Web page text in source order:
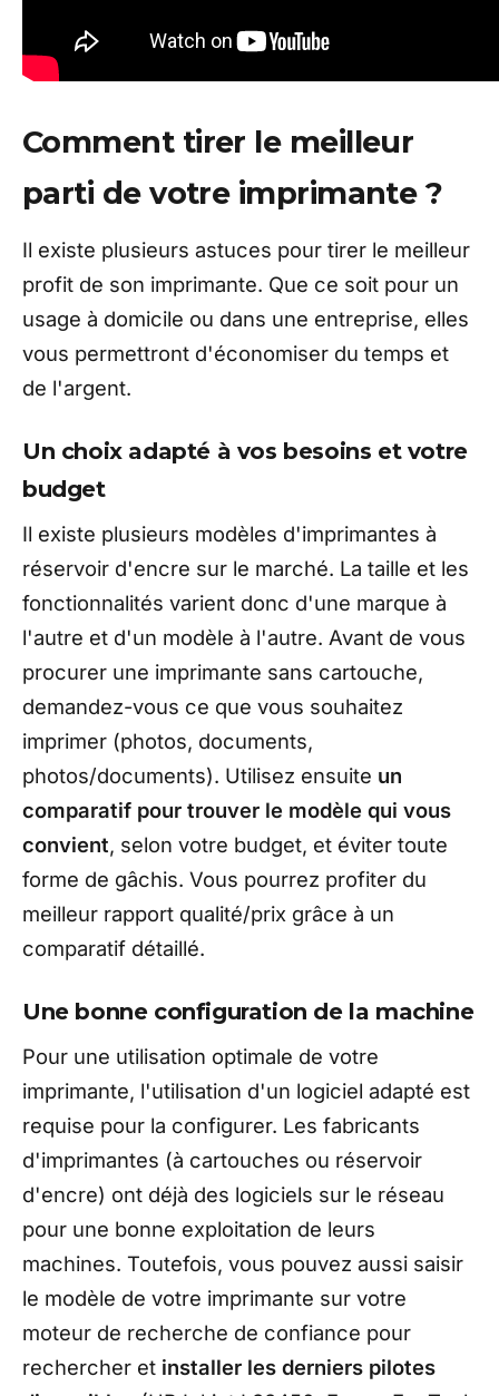
Comment tirer le meilleur
parti de votre imprimante ?
Il existe plusieurs astuces pour tirer le meilleur
profit de son imprimante. Que ce soit pour un
usage à domicile ou dans une entreprise, elles
vous permettront d'économiser du temps et
de l'argent.
Un choix adapté à vos besoins et votre
budget
Il existe plusieurs modèles d'imprimantes à
réservoir d'encre sur le marché. La taille et les
fonctionnalités varient donc d'une marque à
l'autre et d'un modèle à l'autre. Avant de vous
procurer une imprimante sans cartouche,
demandez-vous ce que vous souhaitez
imprimer (photos, documents,
photos/documents). Utilisez ensuite un
comparatif pour trouver le modèle qui vous
convient, selon votre budget, et éviter toute
forme de gâchis. Vous pourrez profiter du
meilleur rapport qualité/prix grâce à un
comparatif détaillé.
Une bonne configuration de la machine
Pour une utilisation optimale de votre
imprimante, l'utilisation d'un logiciel adapté est
requise pour la configurer. Les fabricants
d'imprimantes (à cartouches ou réservoir
d'encre) ont déjà des logiciels sur le réseau
pour une bonne exploitation de leurs
machines. Toutefois, vous pouvez aussi saisir
le modèle de votre imprimante sur votre
moteur de recherche de confiance pour
rechercher et installer les derniers pilotes